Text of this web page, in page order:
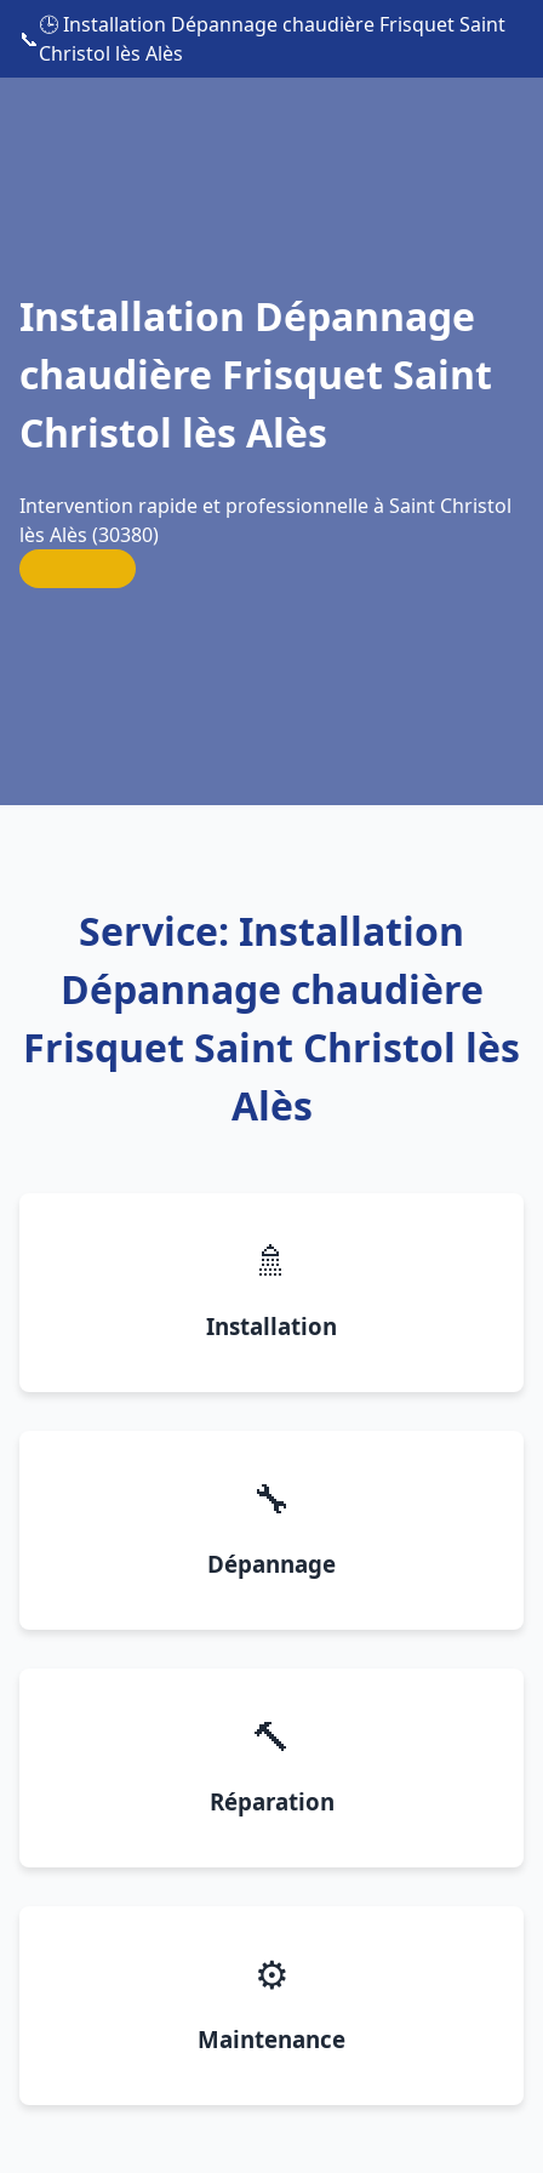
📞
🕒 Installation Dépannage chaudière Frisquet Saint
Christol lès Alès
Installation Dépannage
chaudière Frisquet Saint
Christol lès Alès
Intervention rapide et professionnelle à Saint Christol
lès Alès (30380)
Service: Installation
Dépannage chaudière
Frisquet Saint Christol lès
Alès
🚿
Installation
🔧
Dépannage
🔨
Réparation
⚙️
Maintenance